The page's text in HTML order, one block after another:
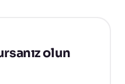
olun